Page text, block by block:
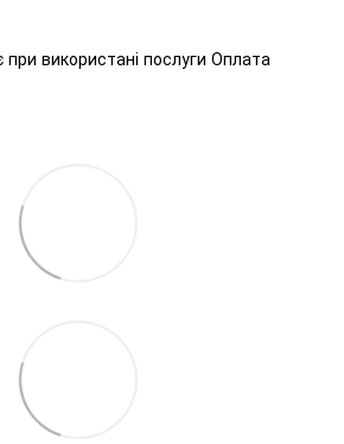
при використані послуги Оплата